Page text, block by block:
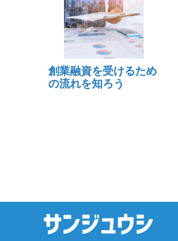
創業融資を受けるため
の流れを知ろう